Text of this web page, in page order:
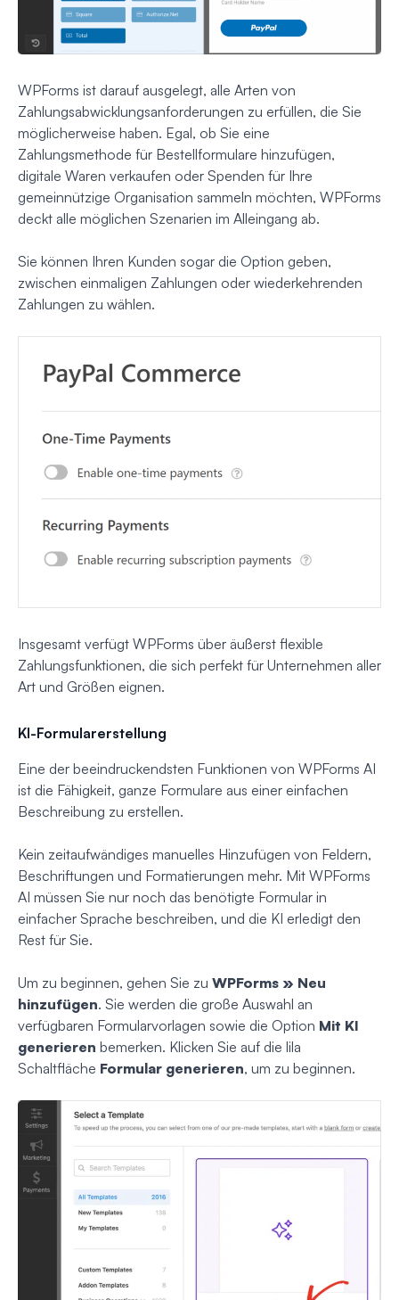
WPForms ist darauf ausgelegt, alle Arten von
Zahlungsabwicklungsanforderungen zu erfüllen, die Sie
möglicherweise haben. Egal, ob Sie eine
Zahlungsmethode für Bestellformulare hinzufügen,
digitale Waren verkaufen oder Spenden für Ihre
gemeinnützige Organisation sammeln möchten, WPForms
deckt alle möglichen Szenarien im Alleingang ab.
Sie können Ihren Kunden sogar die Option geben,
zwischen einmaligen Zahlungen oder wiederkehrenden
Zahlungen zu wählen.
Insgesamt verfügt WPForms über äußerst flexible
Zahlungsfunktionen, die sich perfekt für Unternehmen aller
Art und Größen eignen.
KI-Formularerstellung
Eine der beeindruckendsten Funktionen von WPForms AI
ist die Fähigkeit, ganze Formulare aus einer einfachen
Beschreibung zu erstellen.
Kein zeitaufwändiges manuelles Hinzufügen von Feldern,
Beschriftungen und Formatierungen mehr. Mit WPForms
AI müssen Sie nur noch das benötigte Formular in
einfacher Sprache beschreiben, und die KI erledigt den
Rest für Sie.
Um zu beginnen, gehen Sie zu WPForms » Neu
hinzufügen. Sie werden die große Auswahl an
verfügbaren Formularvorlagen sowie die Option Mit KI
generieren bemerken. Klicken Sie auf die lila
Schaltfläche Formular generieren, um zu beginnen.